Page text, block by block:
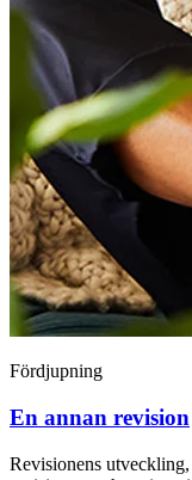
Fördjupning
En annan revision
Revisionens